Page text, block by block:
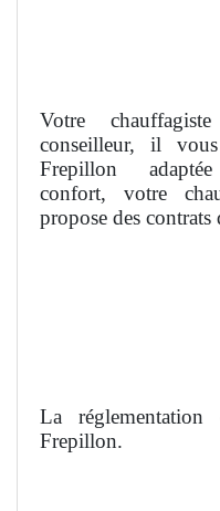
Votre
conseilleur, il
Frepillon
confort, votre
propose des
La réglementation
Frepillon.